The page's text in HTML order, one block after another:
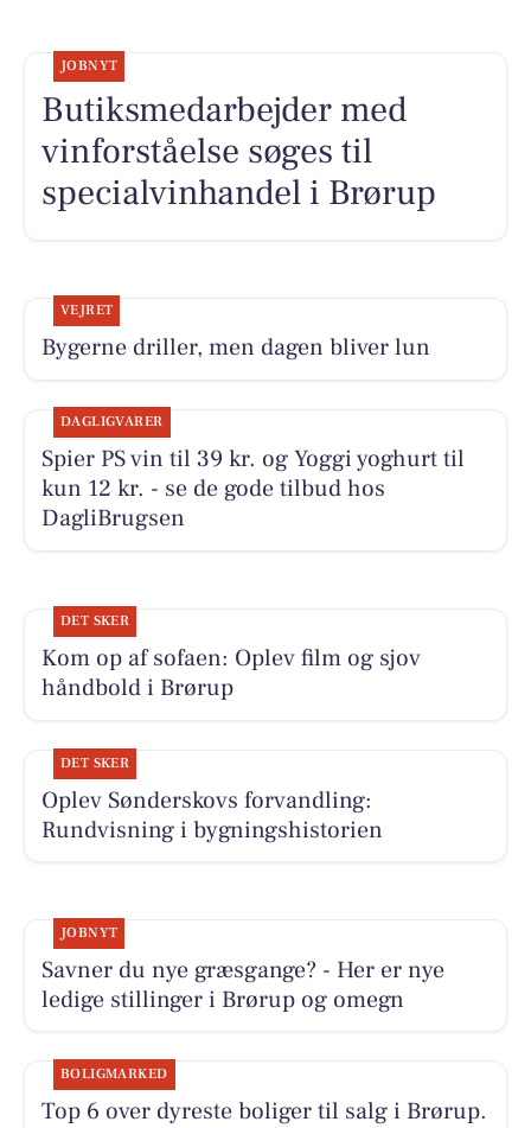
JOBNYT
Butiksmedarbejder med
vinforståelse søges til
specialvinhandel i Brørup
VEJRET
Bygerne driller, men dagen bliver lun
DAGLIGVARER
Spier PS vin til 39 kr. og Yoggi yoghurt til
kun 12 kr. - se de gode tilbud hos
DagliBrugsen
DET SKER
Kom op af sofaen: Oplev film og sjov
håndbold i Brørup
DET SKER
Oplev Sønderskovs forvandling:
Rundvisning i bygningshistorien
JOBNYT
Savner du nye græsgange? - Her er nye
ledige stillinger i Brørup og omegn
BOLIGMARKED
Top 6 over dyreste boliger til salg i Brørup.